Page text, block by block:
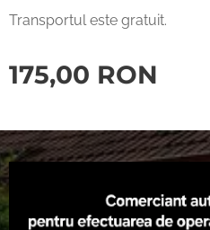
Transportul este gratuit.
175,00 RON